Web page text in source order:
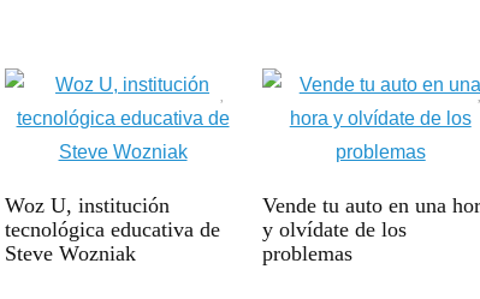
Woz U, institución
tecnológica educativa de
Steve Wozniak
Vende tu auto en una
y olvídate de los
problemas